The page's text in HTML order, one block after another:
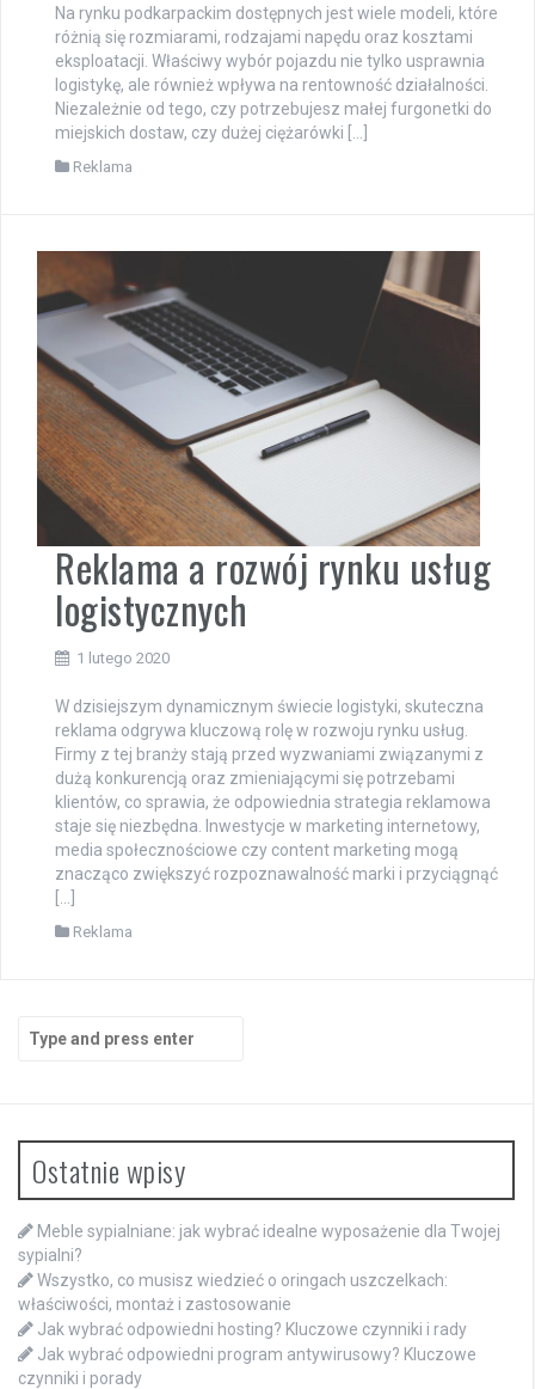
Na rynku podkarpackim dostępnych jest wiele modeli, które
różnią się rozmiarami, rodzajami napędu oraz kosztami
eksploatacji. Właściwy wybór pojazdu nie tylko usprawnia
logistykę, ale również wpływa na rentowność działalności.
Niezależnie od tego, czy potrzebujesz małej furgonetki do
miejskich dostaw, czy dużej ciężarówki […]
Reklama
Reklama a rozwój rynku usług
logistycznych
1 lutego 2020
W dzisiejszym dynamicznym świecie logistyki, skuteczna
reklama odgrywa kluczową rolę w rozwoju rynku usług.
Firmy z tej branży stają przed wyzwaniami związanymi z
dużą konkurencją oraz zmieniającymi się potrzebami
klientów, co sprawia, że odpowiednia strategia reklamowa
staje się niezbędna. Inwestycje w marketing internetowy,
media społecznościowe czy content marketing mogą
znacząco zwiększyć rozpoznawalność marki i przyciągnąć
Reklama
for:
Ostatnie wpisy
Meble sypialniane: jak wybrać idealne wyposażenie dla Twojej
sypialni?
Wszystko, co musisz wiedzieć o oringach uszczelkach:
właściwości, montaż i zastosowanie
Jak wybrać odpowiedni hosting? Kluczowe czynniki i rady
Jak wybrać odpowiedni program antywirusowy? Kluczowe
czynniki i porady